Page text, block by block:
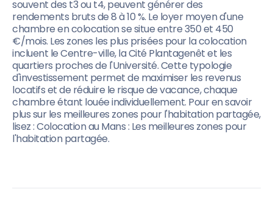
er)
Califor
nie 1 700 € 11,0 € 7,8 % 9 %
souvent des t3 ou t4, peuvent générer des
rendements bruts de 8 à 10 %. Le loyer moyen d'une
chambre en colocation se situe entre 350 et 450
€/mois. Les zones les plus prisées pour la colocation
incluent le Centre-ville, la Cité Plantagenêt et les
quartiers proches de l'Université. Cette typologie
d'investissement permet de maximiser les revenus
locatifs et de réduire le risque de vacance, chaque
chambre étant louée individuellement. Pour en savoir
plus sur les meilleures zones pour l'habitation partagée,
lisez : Colocation au Mans : Les meilleures zones pour
l'habitation partagée.